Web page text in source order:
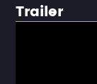
Trailer